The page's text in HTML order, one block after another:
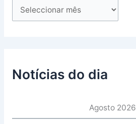
Notícias do dia
Agosto 2026